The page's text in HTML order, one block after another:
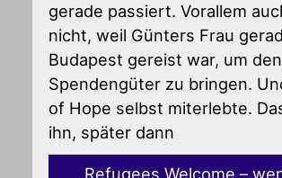
gerade passiert. Vorallem
nicht, weil Günters Frau
Budapest gereist war, um
Spendengüter zu bringen.
of Hope selbst miterlebte.
ihn, später dann
Refugees Welcome –